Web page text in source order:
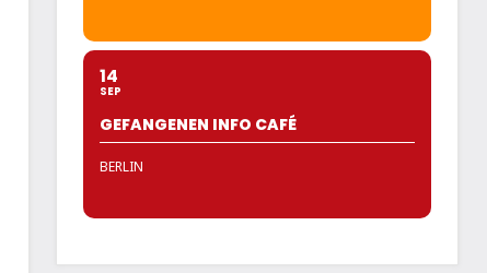
14
SEP
GEFANGENEN INFO CAFÉ
BERLIN